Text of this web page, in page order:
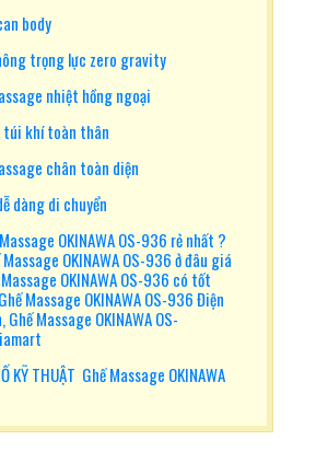
body
trọng lực zero gravity
nhiệt hồng ngoại
túi khí toàn thân
chân toàn diện
dàng di chuyển
OKINAWA OS-936 rẻ nhất ?
OKINAWA OS-936 ở đâu giá
OKINAWA OS-936 có tốt
Massage OKINAWA OS-936 Điện
Ghế Massage OKINAWA OS-
KỸ THUẬT Ghế Massage OKINAWA